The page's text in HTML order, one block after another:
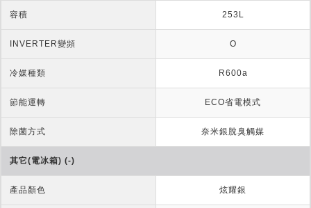
容積 253L
INVERTER變頻 O
冷媒種類 R600a
節能運轉 ECO省電模式
除菌方式 奈米銀脫臭觸媒
其它(電冰箱) (-)
產品顏色 炫耀銀